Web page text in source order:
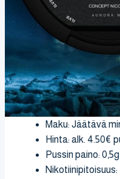
Maku: Jäätävä
Hinta: alk. 4.50€
Pussin paino: 0,5g